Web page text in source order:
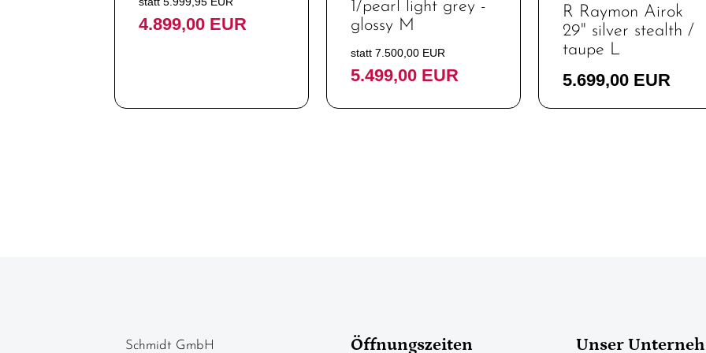
4.899,00 EUR
1/pearl light grey -
glossy M
statt 7.500,00 EUR
5.499,00 EUR
R Raymon Airok
29" silver stealth /
taupe L
5.699,00 EUR
Schmidt GmbH Öffnungszeiten Unser